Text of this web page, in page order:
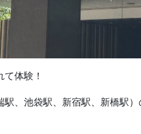
体験！
、池袋駅、新宿駅、新橋駅